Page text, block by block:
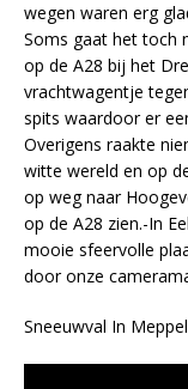
wegen waren erg
Soms gaat het toch
op de A28 bij het
vrachtwagentje
spits waardoor er
Overigens raakte
witte wereld en op
op weg naar
op de A28 zien.-In
mooie sfeervolle
door onze
Sneeuwval In Meppel